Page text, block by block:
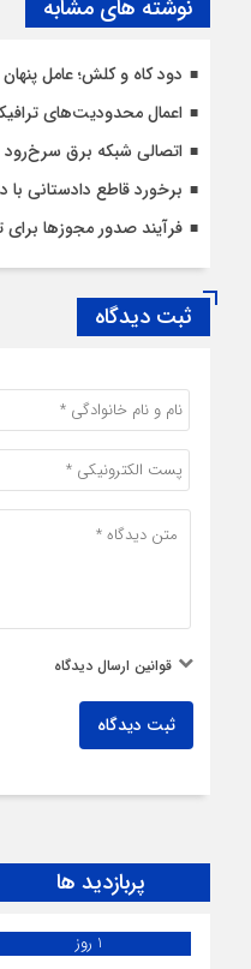
نوشته های مشابه
دود کاه و کلش؛ عامل
اعمال محدودیت‌‌های
اتصالی شبکه برق
برخورد قاطع دادستانی با
فرآیند صدور مجوزها
ثبت دیدگاه
قوانین ارسال دیدگاه
ثبت دیدگاه
پربازدید ها
1 روز